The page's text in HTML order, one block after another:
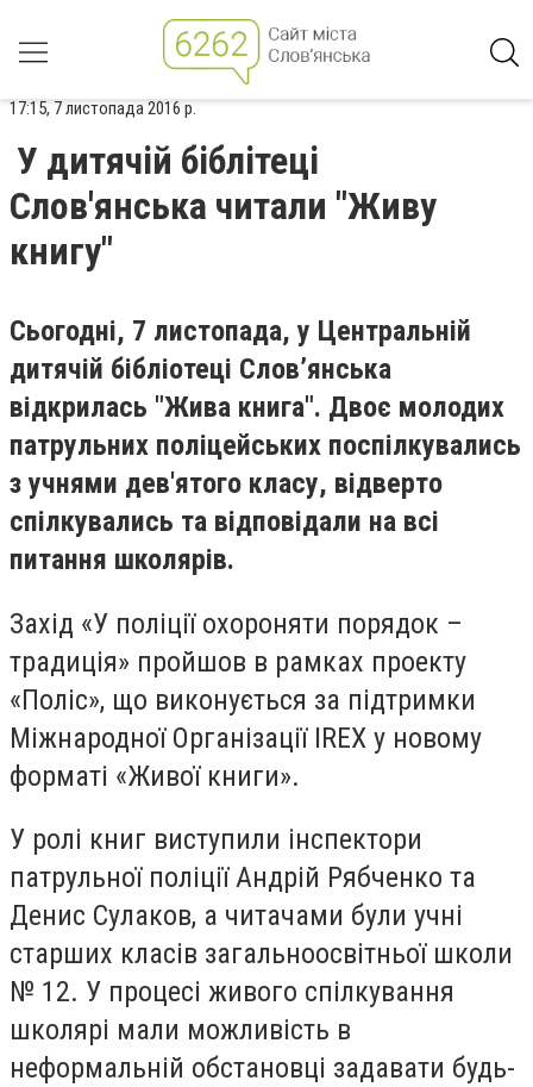
17:15, 7 листопада 2016 р.
У дитячій біблітеці
Слов'янська читали "Живу
книгу"
Сьогодні, 7 листопада, у Центральній
дитячій бібліотеці Слов’янська
відкрилась "Жива книга". Двоє молодих
патрульних поліцейських поспілкувались
з учнями дев'ятого класу, відверто
спілкувались та відповідали на всі
питання школярів.
Захід «У поліції охороняти порядок –
традиція» пройшов в рамках проекту
«Поліс», що виконується за підтримки
Міжнародної Організації IREX у новому
форматі «Живої книги».
У ролі книг виступили інспектори
патрульної поліції Андрій Рябченко та
Денис Сулаков, а читачами були учні
старших класів загальноосвітньої школи
№ 12. У процесі живого спілкування
школярі мали можливість в
неформальній обстановці задавати будь-